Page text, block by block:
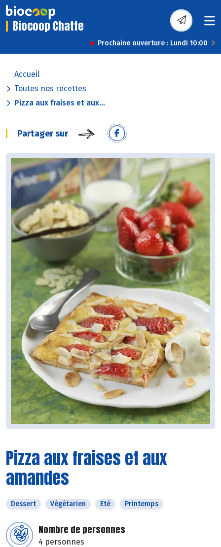
Biocoop Chatte
Prochaine ouverture : Lundi 10:00
Accueil
Toutes nos recettes
Pizza aux fraises et aux...
Partager sur
Pizza aux fraises et aux
amandes
Dessert Végétarien Eté Printemps
Nombre de personnes
4 personnes